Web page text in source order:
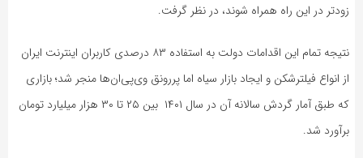
زودتر در این راه همراه شوند، در نظر گرفت.
نتیجه تمام این اقدامات دولت به استفاده ۸۳ درصدی کاربران اینترنت ایران
از انواع فیلترشکن و ایجاد بازار سیاه اما پررونق وی‌پی‌ان‌ها منجر شد؛ بازاری
که طبق آمار گردش سالانه آن در سال ۱۴۰۱ بین ۲۵ تا ۳۰ هزار میلیارد تومان
برآورد شد.